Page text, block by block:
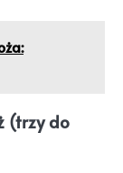
(trzy do